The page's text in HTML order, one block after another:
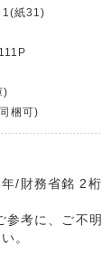
紙31)
)
梱可)
/財務省銘 2
考に、ご不
。